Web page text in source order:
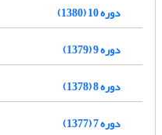
دوره 10 (1380)
دوره 9 (1379)
دوره 8 (1378)
دوره 7 (1377)